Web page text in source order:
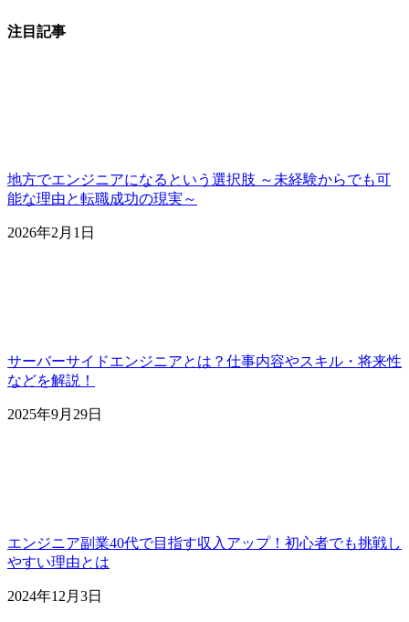
注目記事
地方でエンジニアになるという選択肢 ～未経験からでも可
能な理由と転職成功の現実～
2026年2月1日
サーバーサイドエンジニアとは？仕事内容やスキル・将来性
などを解説！
2025年9月29日
エンジニア副業40代で目指す収入アップ！初心者でも挑戦し
やすい理由とは
2024年12月3日